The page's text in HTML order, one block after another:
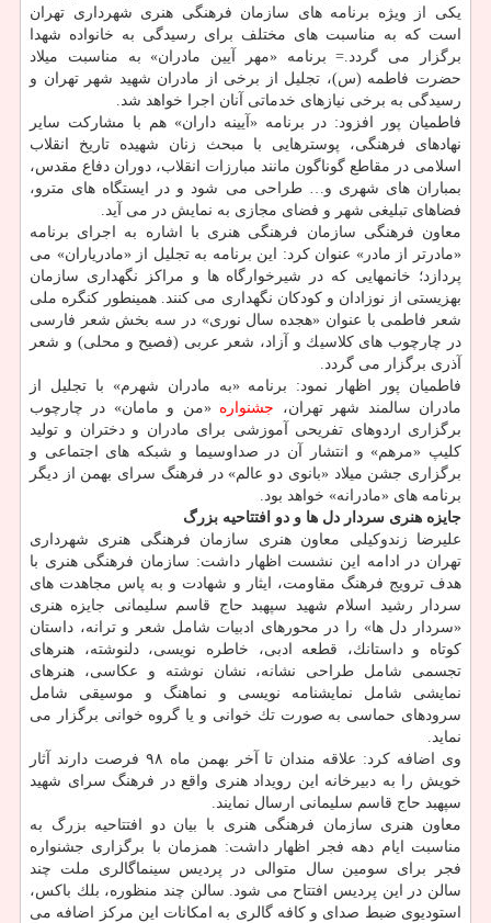
یكی از ویژه برنامه های سازمان فرهنگی هنری شهرداری تهران
است كه به مناسبت های مختلف برای رسیدگی به خانواده شهدا
برگزار می گردد.= برنامه «مهر آیین مادران» به مناسبت میلاد
حضرت فاطمه (س)، تجلیل از برخی از مادران شهید شهر تهران و
رسیدگی به برخی نیازهای خدماتی آنان اجرا خواهد شد.
فاطمیان پور افزود: در برنامه «آیینه داران» هم با مشاركت سایر
نهادهای فرهنگی، پوسترهایی با مبحث زنان شهیده تاریخ انقلاب
اسلامی در مقاطع گوناگون مانند مبارزات انقلاب، دوران دفاع مقدس،
بمباران های شهری و… طراحی می شود و در ایستگاه های مترو،
فضاهای تبلیغی شهر و فضای مجازی به نمایش در می آید.
معاون فرهنگی سازمان فرهنگی هنری با اشاره به اجرای برنامه
«مادرتر از مادر» عنوان كرد: این برنامه به تجلیل از «مادریاران» می
پردازد؛ خانمهایی كه در شیرخوارگاه ها و مراكز نگهداری سازمان
بهزیستی از نوزادان و كودكان نگهداری می كنند. همینطور كنگره ملی
شعر فاطمی با عنوان «هجده سال نوری» در سه بخش شعر فارسی
در چارچوب های كلاسیك و آزاد، شعر عربی (فصیح و محلی) و شعر
آذری برگزار می گردد.
فاطمیان پور اظهار نمود: برنامه «به مادران شهرم» با تجلیل از
مادران سالمند شهر تهران، جشنواره «من و مامان» در چارچوب
برگزاری اردوهای تفریحی آموزشی برای مادران و دختران و تولید
كلیپ «مرهم» و انتشار آن در صداوسیما و شبكه های اجتماعی و
برگزاری جشن میلاد «بانوی دو عالم» در فرهنگ سرای بهمن از دیگر
برنامه های «مادرانه» خواهد بود.
جایزه هنری سردار دل ها و دو افتتاحیه بزرگ
علیرضا زندوكیلی معاون هنری سازمان فرهنگی هنری شهرداری
تهران در ادامه این نشست اظهار داشت: سازمان فرهنگی هنری با
هدف ترویج فرهنگ مقاومت، ایثار و شهادت و به پاس مجاهدت های
سردار رشید اسلام شهید سپهبد حاج قاسم سلیمانی جایزه هنری
«سردار دل ها» را در محورهای ادبیات شامل شعر و ترانه، داستان
كوتاه و داستانك، قطعه ادبی، خاطره نویسی، دلنوشته، هنرهای
تجسمی شامل طراحی نشانه، نشان نوشته و عكاسی، هنرهای
نمایشی شامل نمایشنامه نویسی و نماهنگ و موسیقی شامل
سرودهای حماسی به صورت تك خوانی و یا گروه خوانی برگزار می
نماید.
وی اضافه كرد: علاقه مندان تا آخر بهمن ماه ۹۸ فرصت دارند آثار
خویش را به دبیرخانه این رویداد هنری واقع در فرهنگ سرای شهید
سپهبد حاج قاسم سلیمانی ارسال نمایند.
معاون هنری سازمان فرهنگی هنری با بیان دو افتتاحیه بزرگ به
مناسبت ایام دهه فجر اظهار داشت: همزمان با برگزاری جشنواره
فجر برای سومین سال متوالی در پردیس سینماگالری ملت چند
سالن در این پردیس افتتاح می شود. سالن چند منظوره، بلك باكس،
استودیوی ضبط صدای و كافه گالری به امكانات این مركز اضافه می